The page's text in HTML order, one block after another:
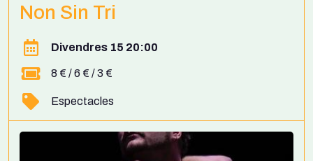
Non Sin Tri
Divendres 15 20:00
8 € / 6 € / 3 €
Espectacles